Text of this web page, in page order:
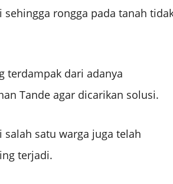
rongga pada tanah
terdampak dari adanya
Tande agar dicarikan solusi.
satu warga juga telah
terjadi.